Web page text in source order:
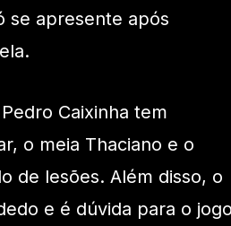
se apresente após
Caixinha tem
o meia Thaciano e o
de lesões. Além disso, o
e é dúvida para o